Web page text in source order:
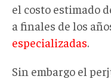
el costo estimado
a finales de los
especializadas.
Sin embargo el